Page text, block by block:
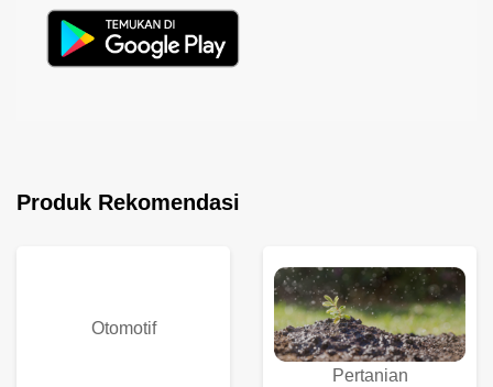
Produk Rekomendasi
Otomotif
Pertanian